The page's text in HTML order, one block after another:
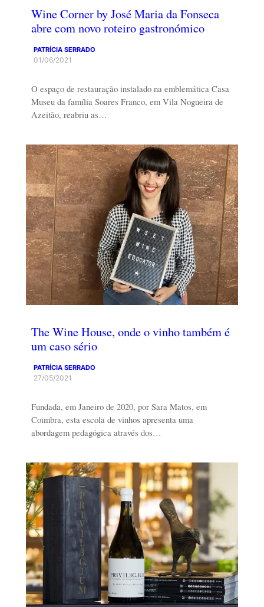
Wine Corner by José Maria da Fonseca
abre com novo roteiro gastronómico
PATRÍCIA SERRADO
01/06/2021
O espaço de restauração instalado na emblemática Casa
Museu da família Soares Franco, em Vila Nogueira de
Azeitão, reabriu as…
The Wine House, onde o vinho também é
um caso sério
PATRÍCIA SERRADO
27/05/2021
Fundada, em Janeiro de 2020, por Sara Matos, em
Coimbra, esta escola de vinhos apresenta uma
abordagem pedagógica através dos…